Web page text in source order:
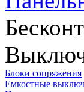
Блоки сопряжения
Емкостные